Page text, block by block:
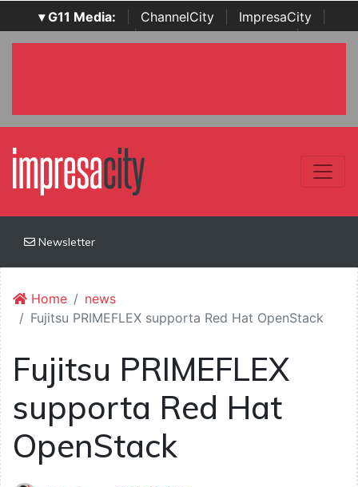
▾ G11 Media: ChannelCity ImpresaCity
SecurityOpenLab | Italian Channel Awards | Italian
Newsletter
Home
news
Fujitsu PRIMEFLEX supporta Red Hat OpenStack
Fujitsu PRIMEFLEX
supporta Red Hat
OpenStack